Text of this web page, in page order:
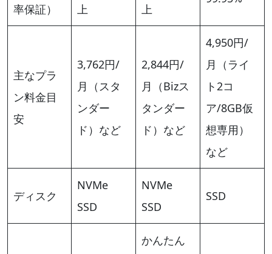
率保証）
上
上
主なプラ
ン料金目
安
3,762円/
月（スタ
ンダー
ド）など
2,844円/
月（Bizス
タンダー
ド）など
4,950円/
月（ライ
ト2コ
ア/8GB仮
想専用）
など
ディスク
NVMe
SSD
NVMe
SSD
SSD
かんたん